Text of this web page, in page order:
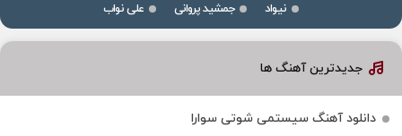
نیواد
جمشید پروانی علی نواب
جدیدترین آهنگ ها
دانلود آهنگ سیستمی شوتی سوارا